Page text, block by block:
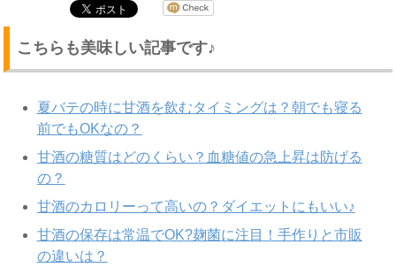
こちらも美味しい記事です♪
夏バテの時に甘酒を飲むタイミングは？朝でも寝る
前でもOKなの？
甘酒の糖質はどのくらい？血糖値の急上昇は防げる
の？
甘酒のカロリーって高いの？ダイエットにもいい♪
甘酒の保存は常温でOK?麹菌に注目！手作りと市販
の違いは？